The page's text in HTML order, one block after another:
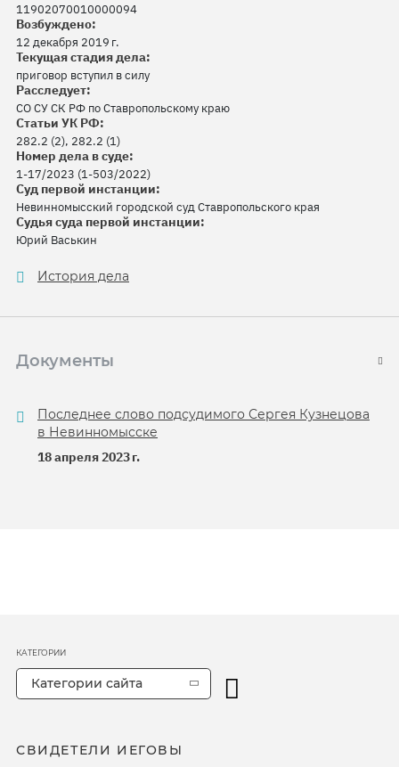
11902070010000094
Возбуждено:
12 декабря 2019 г.
Текущая стадия дела:
приговор вступил в силу
Расследует:
СО СУ СК РФ по Ставропольскому краю
Статьи УК РФ:
282.2 (2), 282.2 (1)
Номер дела в суде:
1-17/2023 (1-503/2022)
Суд первой инстанции:
Невинномысский городской суд Ставропольского края
Судья суда первой инстанции:
Юрий Васькин
История дела
Документы
Последнее слово подсудимого Сергея Кузнецова
в Невинномысске
18 апреля 2023 г.
СВИДЕТЕЛИ ИЕГОВЫ
КАТЕГОРИИ
Категории сайта